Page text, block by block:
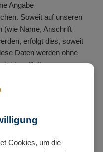
Angabe
Soweit auf unseren
(wie Name, Anschrift
erfolgt dies, soweit
Daten werden ohne
an Dritte
ausgestaltet oder
uns eine Anfrage stellen,
erforderlich ist
dies erforderlich ist, um
Cookies, um die